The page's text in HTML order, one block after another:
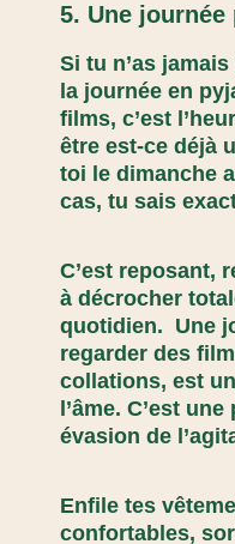
5. Une journée
Si tu n’as
la journée en
films, c’est
être est-ce déjà
toi le dimanche
cas, tu sais
C’est reposant,
à décrocher
quotidien. Une
regarder des
collations, est
l’âme. C’est
évasion de
Enfile tes
confortables,